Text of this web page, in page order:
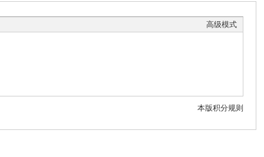
高级模式
本版积分规则